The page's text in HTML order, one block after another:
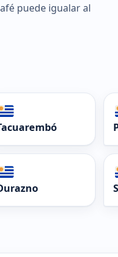
puede igualar al